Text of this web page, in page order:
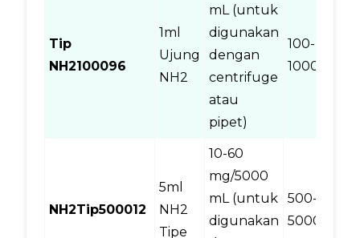
Tip
NH2100096
1ml
Ujung
NH2
mL (untuk
digunakan
dengan
centrifuge
atau
pipet)
100-
1000 ul
NH2Tip500012
5ml
NH2
Tipe
10-60
mg/5000
mL (untuk
digunakan
500-
5000 ul